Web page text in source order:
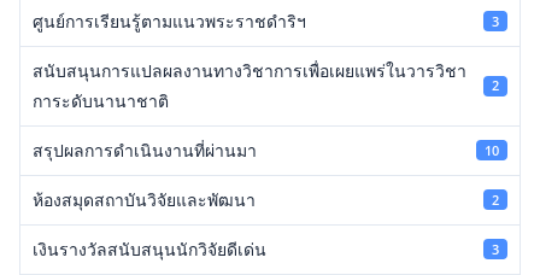
ศูนย์การเรียนรู้ตามแนวพระราชดำริฯ 3
สนับสนุนการแปลผลงานทางวิชาการเพื่อเผยแพร่ในวารวิชา
การะดับนานาชาติ
2
สรุปผลการดำเนินงานที่ผ่านมา 10
ห้องสมุดสถาบันวิจัยและพัฒนา 2
เงินรางวัลสนับสนุนนักวิจัยดีเด่น 3